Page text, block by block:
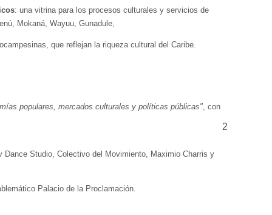
: una vitrina para los procesos culturales y servicios de
Mokaná, Wayuu, Gunadule,
que reflejan la riqueza cultural del Caribe.
populares, mercados culturales y políticas públicas", con
2
Dance Studio, Colectivo del Movimiento, Maximio Charris y
Palacio de la Proclamación.